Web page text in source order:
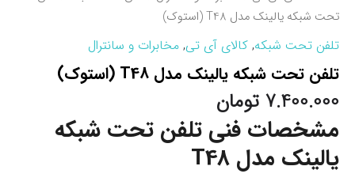
تحت شبکه یالینک مدل T48 (استوک)
تلفن تحت شبکه, کالای آی تی, مخابرات و سانترال
تلفن تحت شبکه یالینک مدل T48 (استوک)
7.400.000 تومان
مشخصات فنی تلفن تحت شبکه
یالینک مدل T48